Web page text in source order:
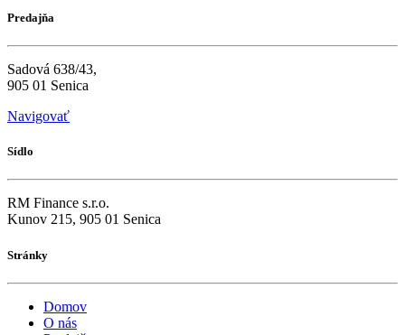
Predajňa
Sadová 638/43,
905 01 Senica
Navigovať
Sídlo
RM Finance s.r.o.
Kunov 215, 905 01 Senica
Stránky
Domov
O nás